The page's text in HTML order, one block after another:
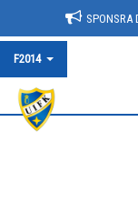
SPONSRA
F2014
HEM